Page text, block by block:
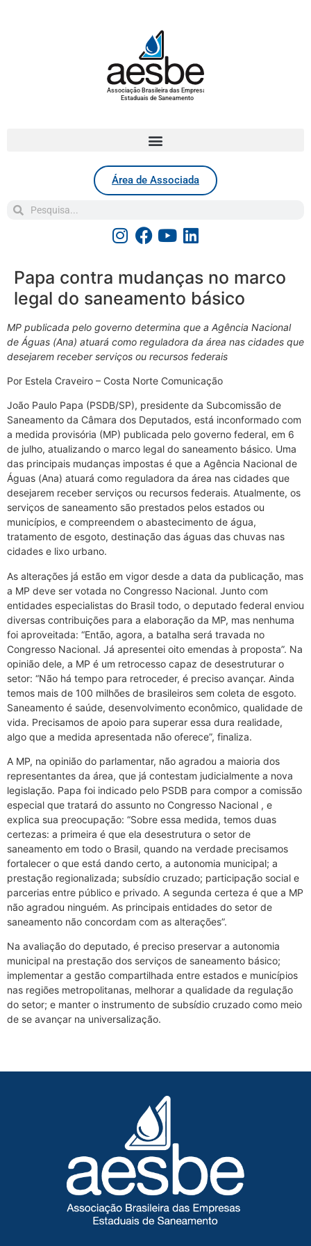
Associação Brasileira das Empresas
Estaduais de Saneamento
Área de Associada
Papa contra mudanças no marco
legal do saneamento básico
MP publicada pelo governo determina que a Agência Nacional
de Águas (Ana) atuará como reguladora da área nas cidades que
desejarem receber serviços ou recursos federais
Por Estela Craveiro – Costa Norte Comunicação
João Paulo Papa (PSDB/SP), presidente da Subcomissão de
Saneamento da Câmara dos Deputados, está inconformado com
a medida provisória (MP) publicada pelo governo federal, em 6
de julho, atualizando o marco legal do saneamento básico. Uma
das principais mudanças impostas é que a Agência Nacional de
Águas (Ana) atuará como reguladora da área nas cidades que
desejarem receber serviços ou recursos federais. Atualmente, os
serviços de saneamento são prestados pelos estados ou
municípios, e compreendem o abastecimento de água,
tratamento de esgoto, destinação das águas das chuvas nas
cidades e lixo urbano.
As alterações já estão em vigor desde a data da publicação, mas
a MP deve ser votada no Congresso Nacional. Junto com
entidades especialistas do Brasil todo, o deputado federal enviou
diversas contribuições para a elaboração da MP, mas nenhuma
foi aproveitada: “Então, agora, a batalha será travada no
Congresso Nacional. Já apresentei oito emendas à proposta”. Na
opinião dele, a MP é um retrocesso capaz de desestruturar o
setor: “Não há tempo para retroceder, é preciso avançar. Ainda
temos mais de 100 milhões de brasileiros sem coleta de esgoto.
Saneamento é saúde, desenvolvimento econômico, qualidade de
vida. Precisamos de apoio para superar essa dura realidade,
algo que a medida apresentada não oferece”, finaliza.
A MP, na opinião do parlamentar, não agradou a maioria dos
representantes da área, que já contestam judicialmente a nova
legislação. Papa foi indicado pelo PSDB para compor a comissão
especial que tratará do assunto no Congresso Nacional , e
explica sua preocupação: “Sobre essa medida, temos duas
certezas: a primeira é que ela desestrutura o setor de
saneamento em todo o Brasil, quando na verdade precisamos
fortalecer o que está dando certo, a autonomia municipal; a
prestação regionalizada; subsídio cruzado; participação social e
parcerias entre público e privado. A segunda certeza é que a MP
não agradou ninguém. As principais entidades do setor de
saneamento não concordam com as alterações”.
Na avaliação do deputado, é preciso preservar a autonomia
municipal na prestação dos serviços de saneamento básico;
implementar a gestão compartilhada entre estados e municípios
nas regiões metropolitanas, melhorar a qualidade da regulação
do setor; e manter o instrumento de subsídio cruzado como meio
de se avançar na universalização.